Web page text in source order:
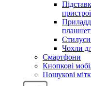
Стилуси
Чохли
Смартфони
Кнопкові
Пошукові